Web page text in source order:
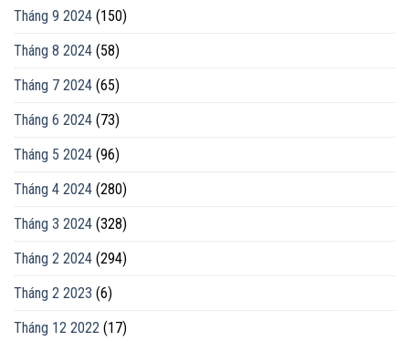
Tháng 9 2024 (150)
Tháng 8 2024 (58)
Tháng 7 2024 (65)
Tháng 6 2024 (73)
Tháng 5 2024 (96)
Tháng 4 2024 (280)
Tháng 3 2024 (328)
Tháng 2 2024 (294)
Tháng 2 2023 (6)
Tháng 12 2022 (17)